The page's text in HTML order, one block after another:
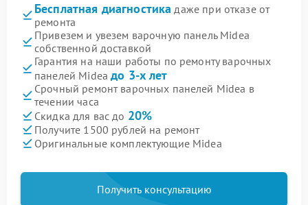
Бесплатная диагностика даже при отказе от
ремонта
Привезем и увезем варочную панель Midea
собственной доставкой
Гарантия на наши работы по ремонту варочных
панелей Mideaдо 3-х лет
Срочный ремонт варочных панелей Midea в
течении часа
Скидка для вас до 20%
Получите 1500 рублей на ремонт
Оригинальные комплектующие Midea
Получить консультацию